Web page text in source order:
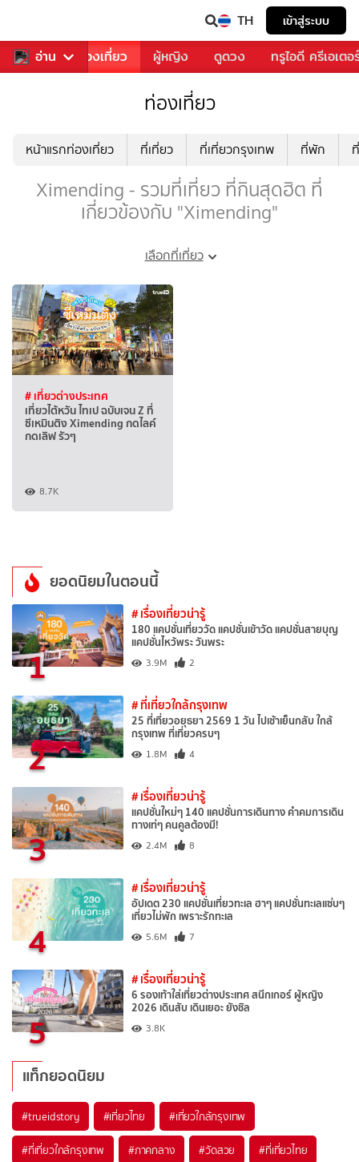
TH เข้าสู่ระบบ
อ่าน
อาหาร ท่องเที่ยว ผู้หญิง ดูดวง ทรูไอดี ครีเอเตอ
ท่องเที่ยว
หน้าแรกท่องเที่ยว ที่เที่ยว ที่เที่ยวกรุงเทพ ที่พัก
Ximending - รวมที่เที่ยว ที่กินสุดฮิต ที่
เกี่ยวข้องกับ "Ximending"
เลือกที่เที่ยว
# เที่ยวต่างประเทศ
เที่ยวไต้หวัน ไทเป ฉบับเจน Z ที่
ซีเหมินติง Ximending กดไลค์
กดเลิฟ รัวๆ
8.7K
ยอดนิยมในตอนนี้
1
# เรื่องเที่ยวน่ารู้
180 แคปชั่นเที่ยววัด แคปชั่นเข้าวัด แคปชั่นสายบุญ
แคปชั่นไหว้พระ วันพระ
3.9M 2
2
# ที่เที่ยวใกล้กรุงเทพ
25 ที่เที่ยวอยุธยา 2569 1 วัน ไปเช้าเย็นกลับ ใกล้
กรุงเทพ ที่เที่ยวครบๆ
1.8M 4
3
# เรื่องเที่ยวน่ารู้
แคปชั่นใหม่ๆ 140 แคปชั่นการเดินทาง คำคมการเดิน
ทางเท่ๆ คนคูลต้องมี!
2.4M 8
4
# เรื่องเที่ยวน่ารู้
อัปเดต 230 แคปชั่นเที่ยวทะเล ฮาๆ แคปชั่นทะเลแซ่บๆ
เที่ยวไม่พัก เพราะรักทะเล
5.6M 7
5
# เรื่องเที่ยวน่ารู้
6 รองเท้าใส่เที่ยวต่างประเทศ สนีกเกอร์ ผู้หญิง
2026 เดินสับ เดินเยอะ ยังชิล
3.8K
แท็กยอดนิยม
#trueidstory #เที่ยวไทย #เที่ยวใกล้กรุงเทพ
#ที่เที่ยวใกล้กรุงเทพ #ภาคกลาง #วัดสวย #ที่เที่ยวไทย